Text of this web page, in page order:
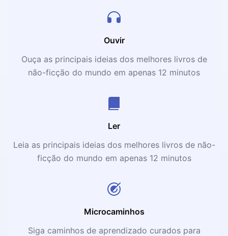
Ouvir
Ouça as principais ideias dos melhores livros de
não-ficção do mundo em apenas 12 minutos
Ler
Leia as principais ideias dos melhores livros de não-
ficção do mundo em apenas 12 minutos
Microcaminhos
Siga caminhos de aprendizado curados para